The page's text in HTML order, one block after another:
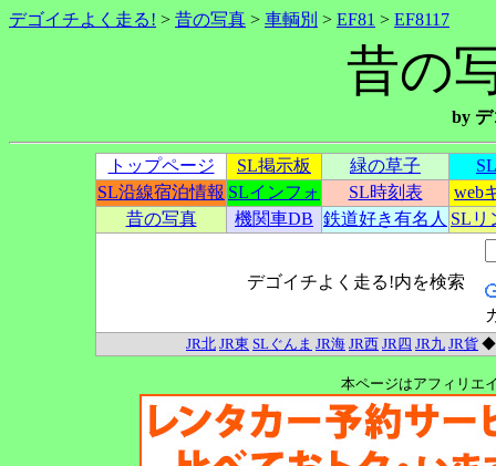
デゴイチよく走る! > 昔の写真 > 車輌別 > EF81 > EF8117
昔の
by
トップページ SL掲示板 緑の草子
SL沿線宿泊情報 SLインフォ SL時刻表
web
昔の写真
機関車DB 鉄道好き有名人 SLリ
デゴイチよく走る!内を検索
JR北 JR東 SLぐんま JR海 JR西 JR四 JR九 JR貨
本ページはアフィリエ